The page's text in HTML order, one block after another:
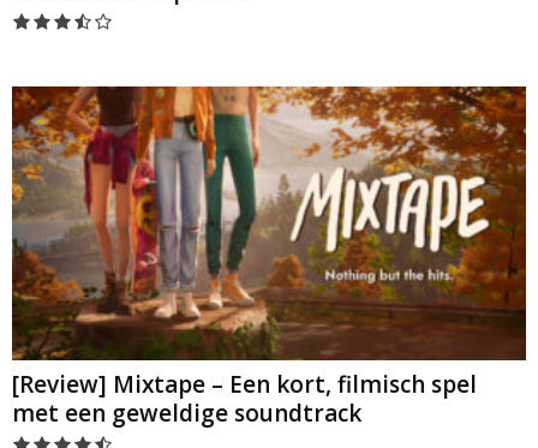
[Review] Mixtape – Een kort, filmisch spel
met een geweldige soundtrack